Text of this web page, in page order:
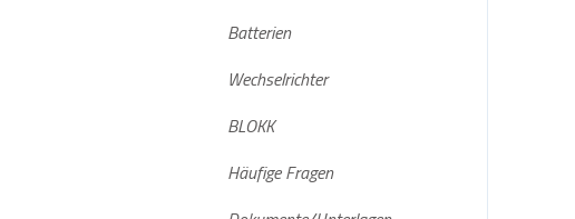
Betrieb
Weiterführende Informationen
Konfigurationsanleitungen
Preismodell
BEAAM
Sustainability
Batterien
Wechselrichter
BLOKK
Häufige Fragen